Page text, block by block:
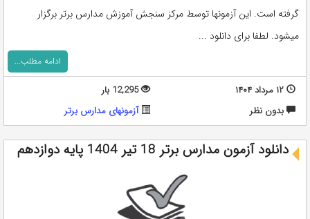
گرفته است. این آزمونها توسط مرکز سنجش آموزش مدارس برتر برگزار
میشود. لطفا برای دانلود ...
ادامه مطلب...
۱۲ مرداد ۱۴۰۴
12,295 بار
بدون نظر
آزمونهای مدارس برتر
دانلود آزمون مدارس برتر 18 تیر 1404 پایه دوازدهم